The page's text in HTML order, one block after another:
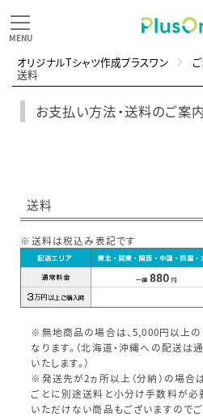
オリジナルTシャツ作成プラスワン
送料
お支払い方法・送料のご案内
送料
※送料は税込み表記です
※無地商品の場合は、5,000円以上の
なります。（北海道・沖縄への配送
いたします。）
※発送先が2ヵ所以上（分納）の場合
ごとに別途送料と小分け手数料が必
いただけない商品もございますのでご